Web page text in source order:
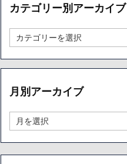
カテゴリー別アーカイブ
テ
ゴ
リ
別
ー
カ
月別アーカイブ
別
ア
ー